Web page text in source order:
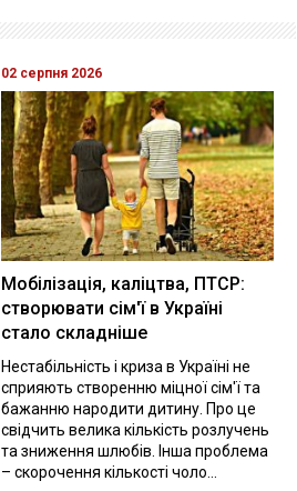
02 серпня 2026
Мобілізація, каліцтва, ПТСР:
створювати сім'ї в Україні
стало складніше
Нестабільність і криза в Україні не
сприяють створенню міцної сім'ї та
бажанню народити дитину. Про це
свідчить велика кількість розлучень
та зниження шлюбів. Інша проблема
– скорочення кількості чоло...